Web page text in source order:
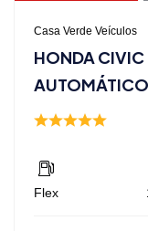
Casa Verde Veículos
HONDA CIVIC
AUTOMÁTICO
Flex